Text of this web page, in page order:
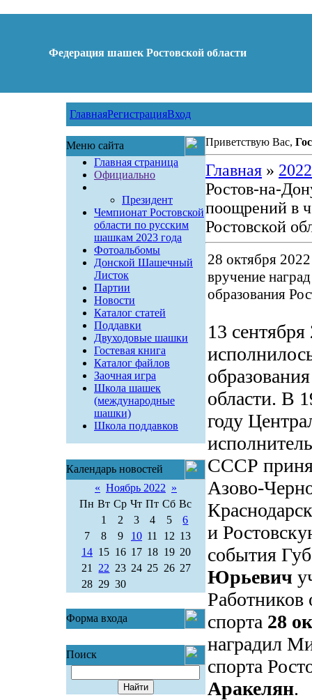
Федерация шашек Ростовской области
ГлавнаяРегистрацияВход
Меню сайта
Главная страница
Официально
Президент
Чемпионат Ростовской
области по русским
шашкам 2023 года
Фотоальбомы
Донской Шашечный
Листок
Партии
Новости
Каталог статей
Поддавки
Двуходовые шашки
Гостевая книга
Каталог файлов
Заочная игра
Школа шашек
(международные
шашки)
Школа поддавков
Календарь новостей
« Ноябрь 2022 »
Пн Вт Ср Чт Пт Сб Вс
1
2 3 4 5
6
7
8 9 10 11 12 13
14 15 16 17 18 19 20
21
22 23 24 25 26 27
28 29 30
Форма входа
Поиск
Приветствую Вас,
Главная» 2022
Ростов-на-
поощрений в
Ростовской
28 октября
вручение
образования
13 сентября
области. В
году
СССР
Азово-
и
события
Юрьевич
Работников
спорта 28
наградил
спорта
Аракелян.